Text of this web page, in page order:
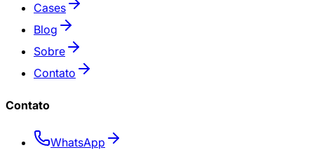
Cases
Blog
Sobre
Contato
Contato
WhatsApp